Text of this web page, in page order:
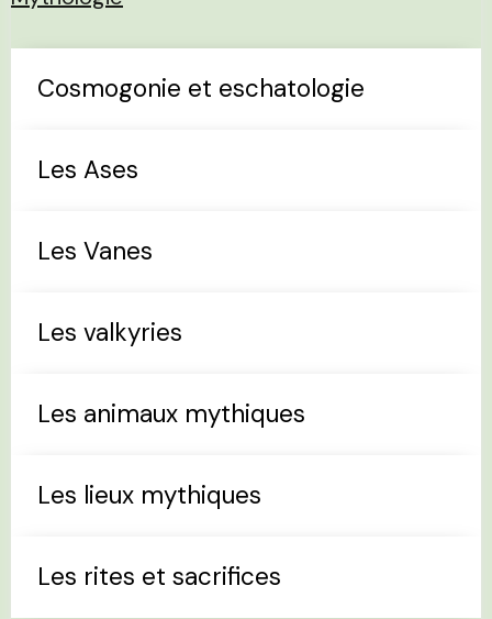
Cosmogonie et eschatologie
Les Ases
Les Vanes
Les valkyries
Les animaux mythiques
Les lieux mythiques
Les rites et sacrifices